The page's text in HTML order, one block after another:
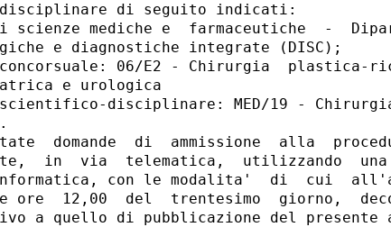
di seguito indicati:
scienze mediche e  farmaceutiche  -
e diagnostiche integrate (DISC);
06/E2 - Chirurgia  plastica-
e urologica
disciplinare: MED/19 -
domande  di  ammissione  alla
in  via  telematica,  utilizzando
con le modalita'  di  cui
ore  12,00  del  trentesimo  giorno,
a quello di pubblicazione del presente